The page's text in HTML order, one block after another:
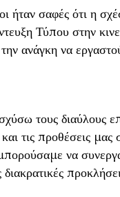
ήταν σαφές ότι η
Τύπου στην
ανάγκη να
τους διαύλους
τις προθέσεις μας
να